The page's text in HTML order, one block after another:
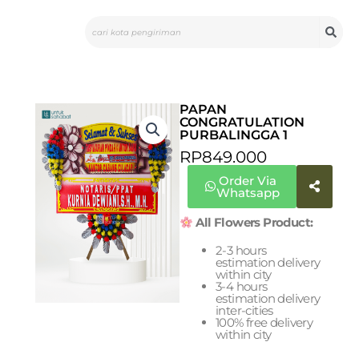
PAPAN
CONGRATULATION
PURBALINGGA 1
RP849.000
Order Via
Whatsapp
All Flowers Product:
2-3 hours
estimation delivery
within city
3-4 hours
estimation delivery
inter-cities
100% free delivery
within city